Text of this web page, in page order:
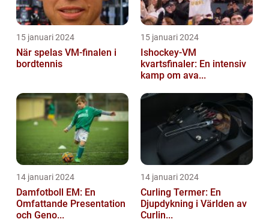
15 januari 2024
När spelas VM-finalen i
bordtennis
15 januari 2024
Ishockey-VM
kvartsfinaler: En intensiv
kamp om ava...
14 januari 2024
Damfotboll EM: En
Omfattande Presentation
och Geno...
14 januari 2024
Curling Termer: En
Djupdykning i Världen av
Curlin...